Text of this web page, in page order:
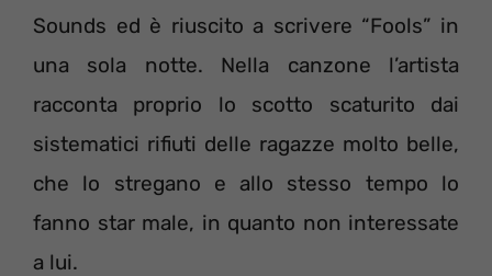
Sounds ed è riuscito a scrivere “Fools” in
una sola notte. Nella canzone l’artista
racconta proprio lo scotto scaturito dai
sistematici rifiuti delle ragazze molto belle,
che lo stregano e allo stesso tempo lo
fanno star male, in quanto non interessate
a lui.